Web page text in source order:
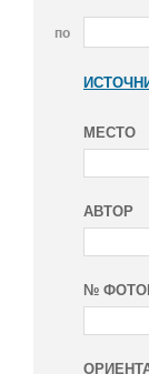
по
МЕСТО
АВТОР
№